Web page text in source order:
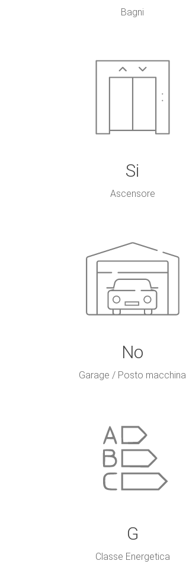
Bagni
Si
Ascensore
No
Garage / Posto macchina
G
Classe Energetica